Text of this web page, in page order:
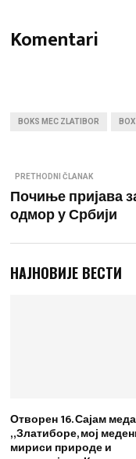
Komentari
BOKS MEC ZLATIBOR BOX
PRETHODNI ČLANAK
Почиње пријава
одмор у Србији
НАЈНОВИЈЕ ВЕСТИ
Отворен 16. Сајам меда
„Златиборе, мој
мириси природе и